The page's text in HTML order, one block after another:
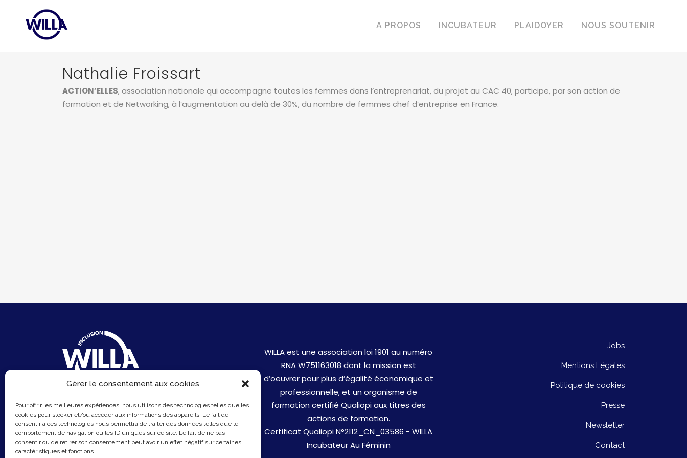
Gérer le consentement aux cookies
Pour offrir les meilleures expériences, nous utilisons des technologies telles que les
cookies pour stocker et/ou accéder aux informations des appareils. Le fait de
consentir à ces technologies nous permettra de traiter des données telles que le
comportement de navigation ou les ID uniques sur ce site. Le fait de ne pas
consentir ou de retirer son consentement peut avoir un effet négatif sur certaines
caractéristiques et fonctions.
A PROPOS INCUBATEUR PLAIDOYER NOUS SOUTENIR
Nathalie Froissart
ACTION’ELLES, association nationale qui accompagne toutes les femmes dans l’entreprenariat, du projet au CAC 40, participe, par son action de
formation et de Networking, à l’augmentation au delà de 30%, du nombre de femmes chef d’entreprise en France.
6 Rue du Sentier
75002 Paris
Email :contact@hellowilla.co
WILLA est une association loi 1901 au numéro
RNA W751163018 dont la mission est
d’oeuvrer pour plus d’égalité économique et
professionnelle, et un organisme de
formation certifié Qualiopi aux titres des
actions de formation.
Certificat Qualiopi N°2112_CN_03586 - WILLA
Incubateur Au Féminin
Jobs
Mentions Légales
Politique de cookies
Presse
Newsletter
Contact